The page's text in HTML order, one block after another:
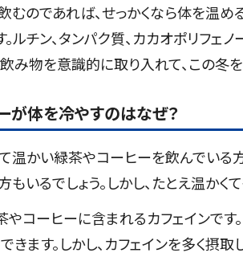
むのであれば、せっかくなら体を温
。ルチン、タンパク質、カカオポリフ
み物を意識的に取り入れて、この冬を
が体を冷やすのはなぜ？
温かい緑茶やコーヒーを飲んでいる
もいるでしょう。しかし、たとえ温か
やコーヒーに含まれるカフェインで
きます。しかし、カフェインを多く摂